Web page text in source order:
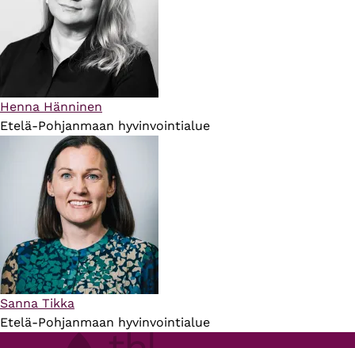
Henna Hänninen
Etelä-Pohjanmaan hyvinvointialue
Sanna Tikka
Etelä-Pohjanmaan hyvinvointialue